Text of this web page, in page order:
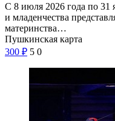
С 8 июля 2026 года по 31
и младенчества
материнства…
Пушкинская карта
300 ₽ 5 0